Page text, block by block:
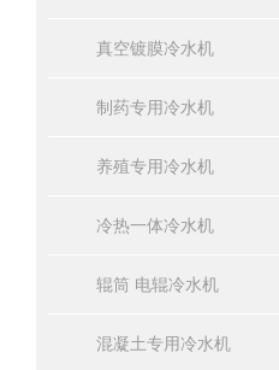
真空镀膜冷水机
制药专用冷水机
养殖专用冷水机
冷热一体冷水机
辊筒 电辊冷水机
混凝土专用冷水机